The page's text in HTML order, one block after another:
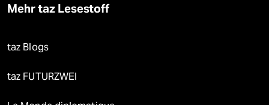
Mehr taz Lesestoff
taz Blogs
taz FUTURZWEI